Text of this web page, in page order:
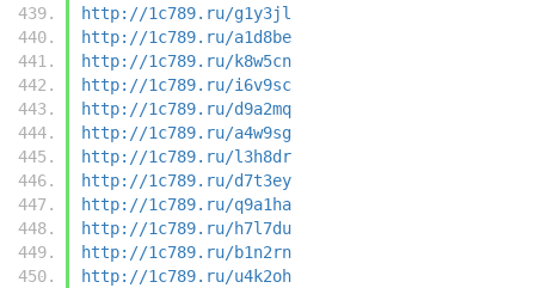
http://1c789.ru/g1y3jl
http://1c789.ru/a1d8be
http://1c789.ru/k8w5cn
http://1c789.ru/i6v9sc
http://1c789.ru/d9a2mq
http://1c789.ru/a4w9sg
http://1c789.ru/l3h8dr
http://1c789.ru/d7t3ey
http://1c789.ru/q9a1ha
http://1c789.ru/h7l7du
http://1c789.ru/b1n2rn
http://1c789.ru/u4k2oh